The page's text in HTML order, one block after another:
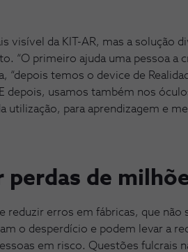
visível da KIT-AR, mas a solução
“O primeiro ajuda uma pessoa a
“depois temos o device de
depois, usamos também nos
para aprendizagem e
perdas de
reduzir erros em fábricas, que não
o desperdício e podem levar a
em risco. Questões fulcrais